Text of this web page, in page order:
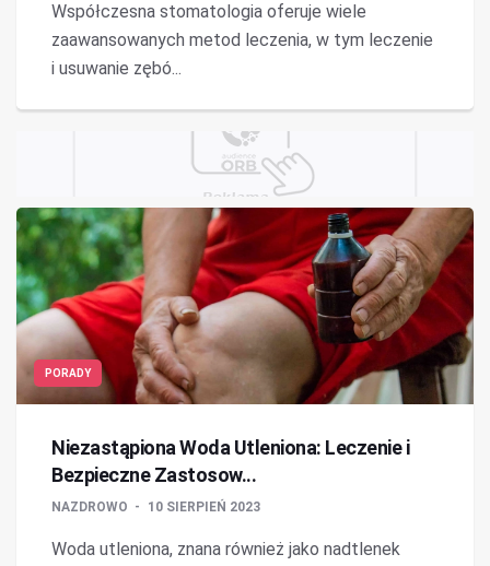
Współczesna stomatologia oferuje wiele
zaawansowanych metod leczenia, w tym leczenie
i usuwanie zębó...
PORADY
Niezastąpiona Woda Utleniona: Leczenie i
Bezpieczne Zastosow...
NAZDROWO 10 SIERPIEŃ 2023
Woda utleniona, znana również jako nadtlenek